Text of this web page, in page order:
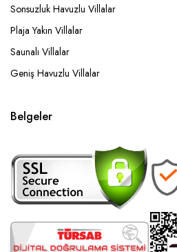
Sonsuzluk Havuzlu Villalar
Plaja Yakın Villalar
Saunalı Villalar
Geniş Havuzlu Villalar
Belgeler